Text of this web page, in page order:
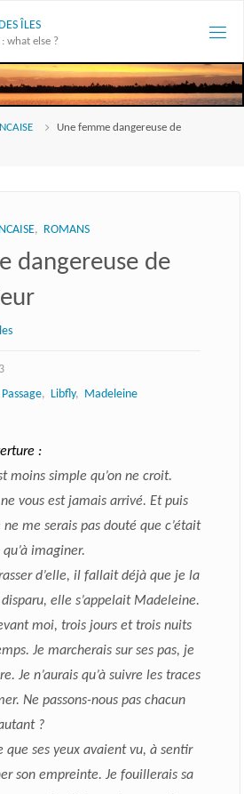
DES ÎLES
what else ?
Une femme dangereuse de
, ROMANS
dangereuse de
Passage, Libfly, Madeleine
:
moins simple qu’on ne croit.
vous est jamais arrivé. Et puis
me serais pas douté que c’était
imaginer.
d’elle, il fallait déjà que je la
elle s’appelait Madeleine.
moi, trois jours et trois nuits
Je marcherais sur ses pas, je
Je n’aurais qu’à suivre les traces
Ne passons-nous pas chacun
?
que ses yeux avaient vu, à sentir
son empreinte. Je fouillerais sa